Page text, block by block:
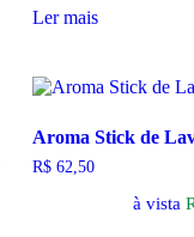
Ler mais
Aroma Stick de
R$ 62,50
à vista